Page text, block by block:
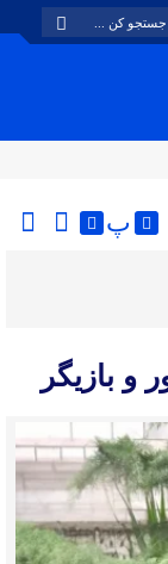
پ
و بازیگر